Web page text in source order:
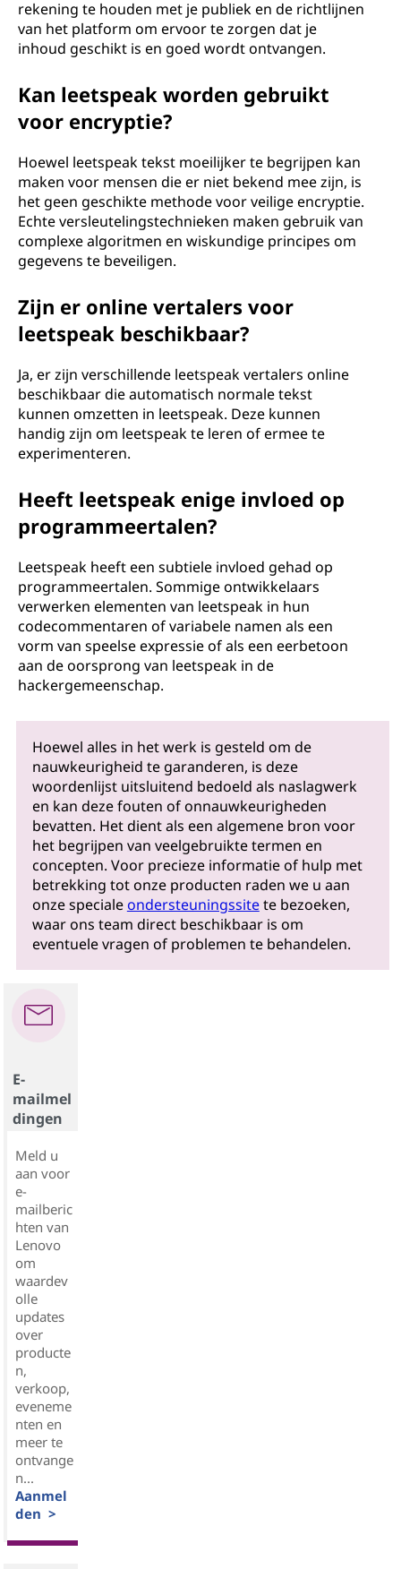
rekening te houden met je publiek en de richtlijnen
van het platform om ervoor te zorgen dat je
inhoud geschikt is en goed wordt ontvangen.
Kan leetspeak worden gebruikt
voor encryptie?
Hoewel leetspeak tekst moeilijker te begrijpen kan
maken voor mensen die er niet bekend mee zijn, is
het geen geschikte methode voor veilige encryptie.
Echte versleutelingstechnieken maken gebruik van
complexe algoritmen en wiskundige principes om
gegevens te beveiligen.
Zijn er online vertalers voor
leetspeak beschikbaar?
Ja, er zijn verschillende leetspeak vertalers online
beschikbaar die automatisch normale tekst
kunnen omzetten in leetspeak. Deze kunnen
handig zijn om leetspeak te leren of ermee te
experimenteren.
Heeft leetspeak enige invloed op
programmeertalen?
Leetspeak heeft een subtiele invloed gehad op
programmeertalen. Sommige ontwikkelaars
verwerken elementen van leetspeak in hun
codecommentaren of variabele namen als een
vorm van speelse expressie of als een eerbetoon
aan de oorsprong van leetspeak in de
hackergemeenschap.
Hoewel alles in het werk is gesteld om de
nauwkeurigheid te garanderen, is deze
woordenlijst uitsluitend bedoeld als naslagwerk
en kan deze fouten of onnauwkeurigheden
bevatten. Het dient als een algemene bron voor
het begrijpen van veelgebruikte termen en
concepten. Voor precieze informatie of hulp met
betrekking tot onze producten raden we u aan
onze specialeondersteuningssitete bezoeken,
waar ons team direct beschikbaar is om
eventuele vragen of problemen te behandelen.
E-
mailmel
dingen
Meld u
aan voor
e-
mailberic
hten van
Lenovo
om
waardev
olle
updates
over
producte
n,
verkoop,
eveneme
nten en
meer te
ontvange
n...
Aanmel
den >